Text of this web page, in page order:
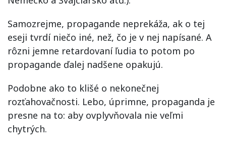
Samozrejme, propagande neprekáža, ak o tej
eseji tvrdí niečo iné, než, čo je v nej napísané. A
rôzni jemne retardovaní ľudia to potom po
propagande ďalej nadšene opakujú.
Podobne ako to klišé o nekonečnej
rozťahovačnosti. Lebo, úprimne, propaganda je
presne na to: aby ovplyvňovala nie veľmi
chytrých.